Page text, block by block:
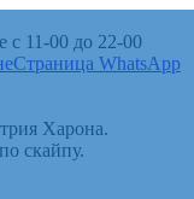
с 11-00 до 22-00
Страница WhatsApp
Харона.
скайпу.